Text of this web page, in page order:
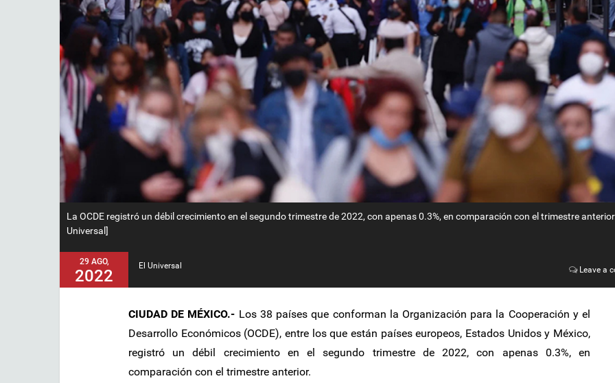
La OCDE registró un débil crecimiento en el segundo trimestre de 2022, con apenas 0.3%, en comparación con el trimestre
Universal]
29 AGO,
2022
El Universal Leave a
CIUDAD DE MÉXICO.- Los 38 países que conforman la Organización para la Cooperación y el
Desarrollo Económicos (OCDE), entre los que están países europeos, Estados Unidos y México,
registró un débil crecimiento en el segundo trimestre de 2022, con apenas 0.3%, en
comparación con el trimestre anterior.